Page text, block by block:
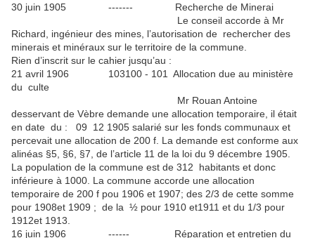
30 juin 1905 ------- Recherche de Minerai
Le conseil accorde à Mr
Richard, ingénieur des mines, l’autorisation de rechercher des
minerais et minéraux sur le territoire de la commune.
Rien d’inscrit sur le cahier jusqu’au :
21 avril 1906 103100 - 101 Allocation due au ministère
du culte
Mr Rouan Antoine
desservant de Vèbre demande une allocation temporaire, il était
en date du : 09 12 1905 salarié sur les fonds communaux et
percevait une allocation de 200 f. La demande est conforme aux
alinéas §5, §6, §7, de l’article 11 de la loi du 9 décembre 1905.
La population de la commune est de 312 habitants et donc
inférieure à 1000. La commune accorde une allocation
temporaire de 200 f pou 1906 et 1907; des 2/3 de cette somme
pour 1908et 1909 ; de la ½ pour 1910 et1911 et du 1/3 pour
1912et 1913.
16 juin 1906 ------ Réparation et entretien du